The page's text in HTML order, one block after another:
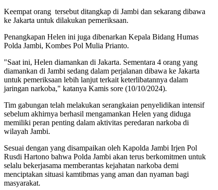
Keempat orang tersebut ditangkap di Jambi dan sekarang dibawa
ke Jakarta untuk dilakukan pemeriksaan.
Penangkapan Helen ini juga dibenarkan Kepala Bidang Humas
Polda Jambi, Kombes Pol Mulia Prianto.
"Saat ini, Helen diamankan di Jakarta. Sementara 4 orang yang
diamankan di Jambi sedang dalam perjalanan dibawa ke Jakarta
untuk pemeriksaan lebih lanjut terkait keterlibatannya dalam
jaringan narkoba," katanya Kamis sore (10/10/2024).
Tim gabungan telah melakukan serangkaian penyelidikan intensif
sebelum akhirnya berhasil mengamankan Helen yang diduga
memiliki peran penting dalam aktivitas peredaran narkoba di
wilayah Jambi.
Sesuai dengan yang disampaikan oleh Kapolda Jambi Irjen Pol
Rusdi Hartono bahwa Polda Jambi akan terus berkomitmen untuk
selalu bekerjasama memberantas kejahatan narkoba demi
menciptakan situasi kamtibmas yang aman dan nyaman bagi
masyarakat.